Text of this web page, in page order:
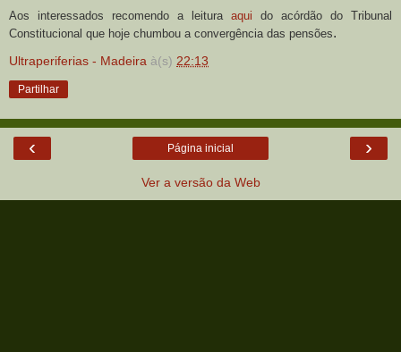
Aos interessados recomendo a leitura aqui do acórdão do Tribunal
Constitucional que hoje chumbou a convergência das pensões.
Ultraperiferias - Madeira à(s) 22:13
Partilhar
‹ ›
Página inicial
Ver a versão da Web